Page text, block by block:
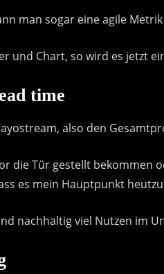
man sogar eine agile Metrik
und Chart, so wird es jetzt
time
also den
die Tür gestellt bekommen
es mein Hauptpunkt
nachhaltig viel Nutzen im